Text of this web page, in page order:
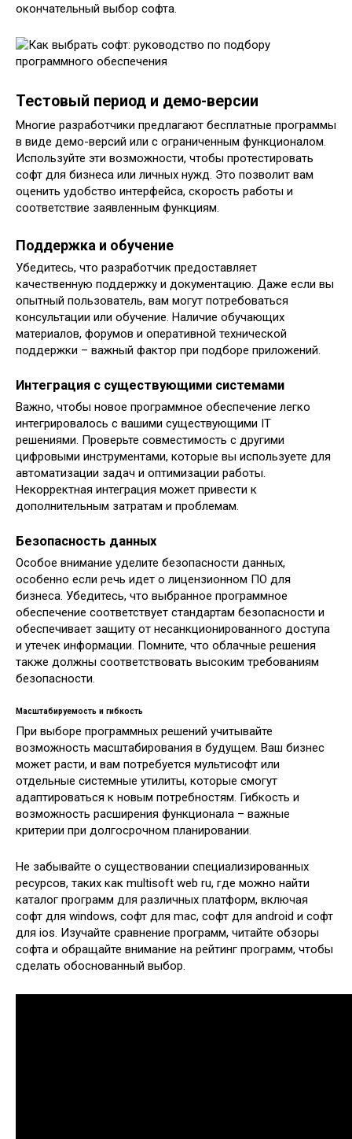
окончательный выбор софта.
Тестовый период и демо-версии
Многие разработчики предлагают бесплатные программы
в виде демо-версий или с ограниченным функционалом.
Используйте эти возможности, чтобы протестировать
софт для бизнеса или личных нужд. Это позволит вам
оценить удобство интерфейса, скорость работы и
соответствие заявленным функциям.
Поддержка и обучение
Убедитесь, что разработчик предоставляет
качественную поддержку и документацию. Даже если вы
опытный пользователь, вам могут потребоваться
консультации или обучение. Наличие обучающих
материалов, форумов и оперативной технической
поддержки – важный фактор при подборе приложений.
Интеграция с существующими системами
Важно, чтобы новое программное обеспечение легко
интегрировалось с вашими существующими IT
решениями. Проверьте совместимость с другими
цифровыми инструментами, которые вы используете для
автоматизации задач и оптимизации работы.
Некорректная интеграция может привести к
дополнительным затратам и проблемам.
Безопасность данных
Особое внимание уделите безопасности данных,
особенно если речь идет о лицензионном ПО для
бизнеса. Убедитесь, что выбранное программное
обеспечение соответствует стандартам безопасности и
обеспечивает защиту от несанкционированного доступа
и утечек информации. Помните, что облачные решения
также должны соответствовать высоким требованиям
безопасности.
Масштабируемость и гибкость
При выборе программных решений учитывайте
возможность масштабирования в будущем. Ваш бизнес
может расти, и вам потребуется мультисофт или
отдельные системные утилиты, которые смогут
адаптироваться к новым потребностям. Гибкость и
возможность расширения функционала – важные
критерии при долгосрочном планировании.
Не забывайте о существовании специализированных
ресурсов, таких как multisoft web ru, где можно найти
каталог программ для различных платформ, включая
софт для windows, софт для mac, софт для android и софт
для ios. Изучайте сравнение программ, читайте обзоры
софта и обращайте внимание на рейтинг программ, чтобы
сделать обоснованный выбор.